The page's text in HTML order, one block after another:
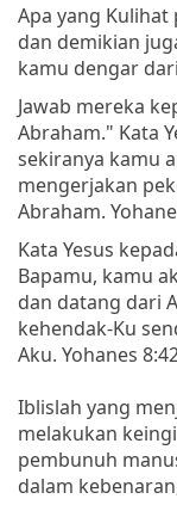
Apa yang Kulihat
dan demikian
kamu dengar
Jawab mereka
Abraham." Kata
sekiranya kamu
mengerjakan
Abraham.
Kata Yesus
Bapamu, kamu
dan datang dari
kehendak-Ku
Aku. Yohanes
Iblislah yang
melakukan
pembunuh
dalam